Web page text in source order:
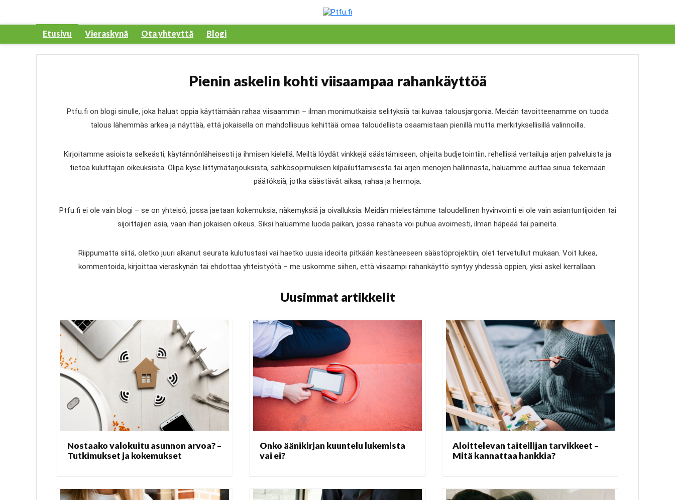
Etusivu Vieraskynä Ota yhteyttä Blogi
Pienin askelin kohti viisaampaa rahankäyttöä
Ptfu.fi on blogi sinulle, joka haluat oppia käyttämään rahaa viisaammin – ilman monimutkaisia selityksiä tai kuivaa talousjargonia. Meidän tavoitteenamme on tuoda
talous lähemmäs arkea ja näyttää, että jokaisella on mahdollisuus kehittää omaa taloudellista osaamistaan pienillä mutta merkityksellisillä valinnoilla.
Kirjoitamme asioista selkeästi, käytännönläheisesti ja ihmisen kielellä. Meiltä löydät vinkkejä säästämiseen, ohjeita budjetointiin, rehellisiä vertailuja arjen palveluista ja
tietoa kuluttajan oikeuksista. Olipa kyse liittymätarjouksista, sähkösopimuksen kilpailuttamisesta tai arjen menojen hallinnasta, haluamme auttaa sinua tekemään
päätöksiä, jotka säästävät aikaa, rahaa ja hermoja.
Ptfu.fi ei ole vain blogi – se on yhteisö, jossa jaetaan kokemuksia, näkemyksiä ja oivalluksia. Meidän mielestämme taloudellinen hyvinvointi ei ole vain asiantuntijoiden tai
sijoittajien asia, vaan ihan jokaisen oikeus. Siksi haluamme luoda paikan, jossa rahasta voi puhua avoimesti, ilman häpeää tai paineita.
Riippumatta siitä, oletko juuri alkanut seurata kulutustasi vai haetko uusia ideoita pitkään kestäneeseen säästöprojektiin, olet tervetullut mukaan. Voit lukea,
kommentoida, kirjoittaa vieraskynän tai ehdottaa yhteistyötä – me uskomme siihen, että viisaampi rahankäyttö syntyy yhdessä oppien, yksi askel kerrallaan.
Uusimmat artikkelit
Nostaako valokuitu asunnon arvoa? –
Tutkimukset ja kokemukset
Onko äänikirjan kuuntelu lukemista
vai ei?
Aloittelevan taiteilijan tarvikkeet –
Mitä kannattaa hankkia?